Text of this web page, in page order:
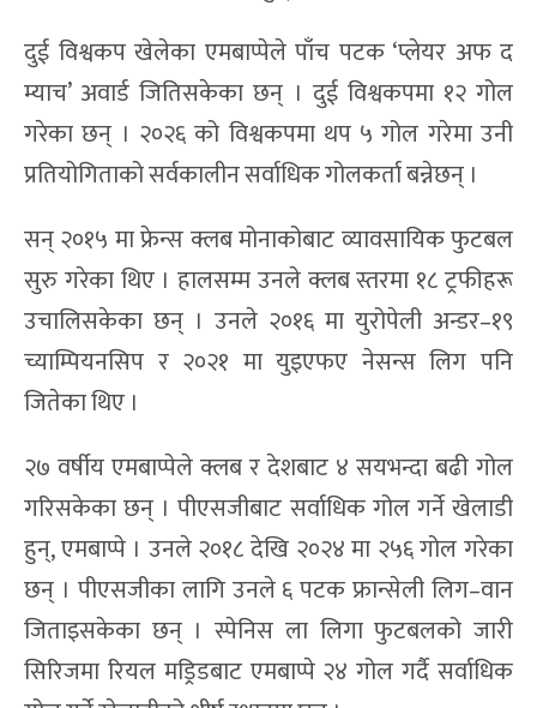
उनले फाइनलमा विश्व विजेता अर्जेन्टिनाविरुद्ध ह्याट्रिक पूरा
गरेका थिए । यस्तै प्रतियोगिताकै सर्वाधिक गोलकर्ता बन्दै
गोल्डेन बुट जितेका थिए । दुई विश्वकप फाइनलमा खेल्ने
सबैभन्दा कान्छो खेलाडी पनि हुन्, उनी ।
दुई विश्वकप खेलेका एमबाप्पेले पाँच पटक ‘प्लेयर अफ द
म्याच’ अवार्ड जितिसकेका छन् । दुई विश्वकपमा १२ गोल
गरेका छन् । २०२६ को विश्वकपमा थप ५ गोल गरेमा उनी
प्रतियोगिताको सर्वकालीन सर्वाधिक गोलकर्ता बन्नेछन् ।
सन् २०१५ मा फ्रेन्स क्लब मोनाकोबाट व्यावसायिक फुटबल
सुरु गरेका थिए । हालसम्म उनले क्लब स्तरमा १८ ट्रफीहरू
उचालिसकेका छन् । उनले २०१६ मा युरोपेली अन्डर–१९
च्याम्पियनसिप र २०२१ मा युइएफए नेसन्स लिग पनि
जितेका थिए ।